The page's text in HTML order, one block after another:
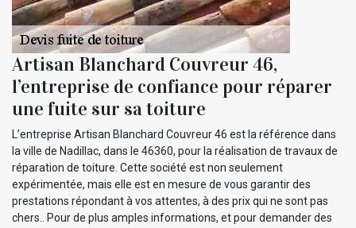
Artisan Blanchard Couvreur 46,
l’entreprise de confiance pour réparer
une fuite sur sa toiture
L’entreprise Artisan Blanchard Couvreur 46 est la référence dans
la ville de Nadillac, dans le 46360, pour la réalisation de travaux de
réparation de toiture. Cette société est non seulement
expérimentée, mais elle est en mesure de vous garantir des
prestations répondant à vos attentes, à des prix qui ne sont pas
chers.. Pour de plus amples informations, et pour demander des